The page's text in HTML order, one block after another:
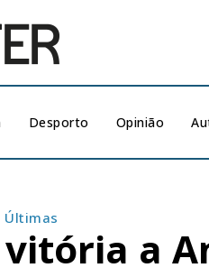
Desporto Opinião
Últimas
a